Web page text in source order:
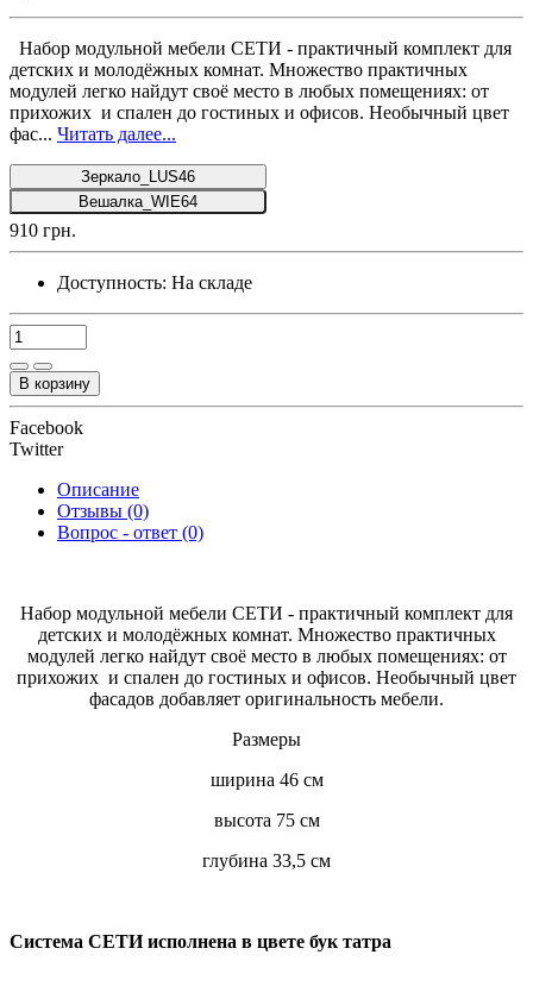
Набор модульной мебели СЕТИ - практичный комплект для
детских и молодёжных комнат. Множество практичных
модулей легко найдут своё место в любых помещениях: от
прихожих и спален до гостиных и офисов. Необычный цвет
фас... Читать далее...
Зеркало_LUS46
Вешалка_WIE64
910 грн.
Доступность: На складе
В корзину
Facebook
Twitter
Описание
Отзывы (0)
Вопрос - ответ (0)
Набор модульной мебели СЕТИ - практичный комплект для
детских и молодёжных комнат. Множество практичных
модулей легко найдут своё место в любых помещениях: от
прихожих и спален до гостиных и офисов. Необычный цвет
фасадов добавляет оригинальность мебели.
Размеры
ширина 46 см
высота 75 см
глубина 33,5 см
Система СЕТИ исполнена в цвете бук татра